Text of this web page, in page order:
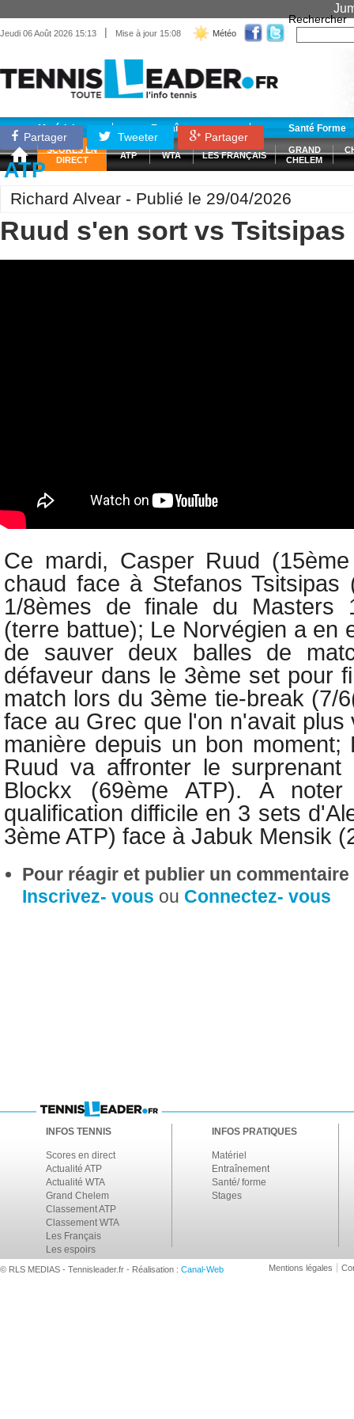
Jeudi 06 Août 2026 15:13 | Mise à jour 15:08 Météo
Rechercher
Matériel Entraînement Santé Forme
SCORES EN
DIRECT
ATP WTA LES FRANÇAIS
GRAND
CHELEM
Partager Tweeter Partager
ATP
Richard Alvear - Publié le 29/04/2026
Ruud s'en sort vs Tsitsipas
Ce mardi, Casper Ruud
chaud face à Stefanos Tsitsipas
1/8èmes de finale du Masters
(terre battue); Le Norvégien a en
de sauver deux balles de
défaveur dans le 3ème set pour
match lors du 3ème tie-break (7/
face au Grec que l'on n'avait plus
manière depuis un bon moment;
Ruud va affronter le surprenant
Blockx (69ème ATP). A
qualification difficile en 3 sets d'
3ème ATP) face à Jabuk Mensik
Pour réagir et publier un
Inscrivez- vous ou Connectez- vous
INFOS TENNIS
Scores en direct
Actualité ATP
Actualité WTA
Grand Chelem
Classement ATP
Classement WTA
Les Français
Les espoirs
INFOS PRATIQUES
Matériel
Entraînement
Santé/ forme
Stages
© RLS MEDIAS - Tennisleader.fr - Réalisation : Canal-Web Mentions légales